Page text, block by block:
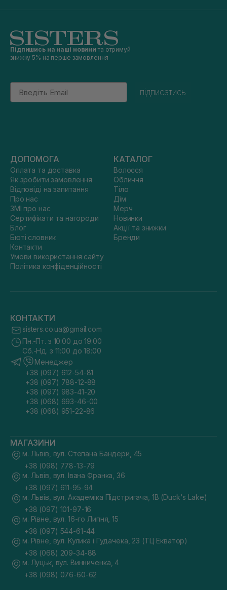
Підпишись на наші новини та отримуй
знижку 5% на перше замовлення
Email
підписатись
ДОПОМОГА
Оплата та доставка
Як зробити замовлення
Відповіді на запитання
Про нас
ЗМІ про нас
Сертифікати та нагороди
Блог
Бюті словник
Контакти
Умови використання сайту
Політика конфіденційності
КАТАЛОГ
Волосся
Обличчя
Тіло
Дім
Мерч
Новинки
Акції та знижки
Бренди
КОНТАКТИ
sisters.co.ua@gmail.com
Пн.-Пт. з 10:00 до 19:00
Сб.-Нд. з 11:00 до 18:00
Менеджер
+38 (097) 612-54-81
+38 (097) 788-12-88
+38 (097) 983-41-20
+38 (068) 693-46-00
+38 (068) 951-22-86
МАГАЗИНИ
м. Львів, вул. Степана Бандери, 45
+38 (098) 778-13-79
м. Львів, вул. Івана Франка, 36
+38 (097) 611-95-94
м. Львів, вул. Академіка Підстригача, 1В (Duck's Lake)
+38 (097) 101-97-16
м. Рівне, вул. 16-го Липня, 15
+38 (097) 544-61-44
м. Рівне, вул. Кулика і Гудачека, 23 (ТЦ Екватор)
+38 (068) 209-34-88
м. Луцьк, вул. Винниченка, 4
+38 (098) 076-60-62